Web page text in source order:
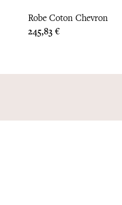
Robe Coton Chevron
Prix
245,83 €